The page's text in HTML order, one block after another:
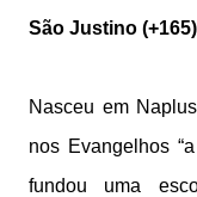
São Justino
Nasceu em
nos Evangelhos
fundou uma